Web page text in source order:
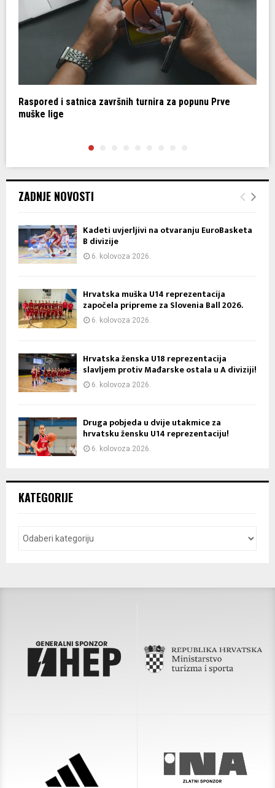
Raspored i satnica završnih turnira za popunu Prve
muške lige
ZADNJE NOVOSTI
Kadeti uvjerljivi na otvaranju EuroBasketa
B divizije
6. kolovoza 2026.
Hrvatska muška U14 reprezentacija
započela pripreme za Slovenia Ball 2026.
6. kolovoza 2026.
Hrvatska ženska U18 reprezentacija
slavljem protiv Mađarske ostala u A diviziji!
6. kolovoza 2026.
Druga pobjeda u dvije utakmice za
hrvatsku žensku U14 reprezentaciju!
6. kolovoza 2026.
KATEGORIJE